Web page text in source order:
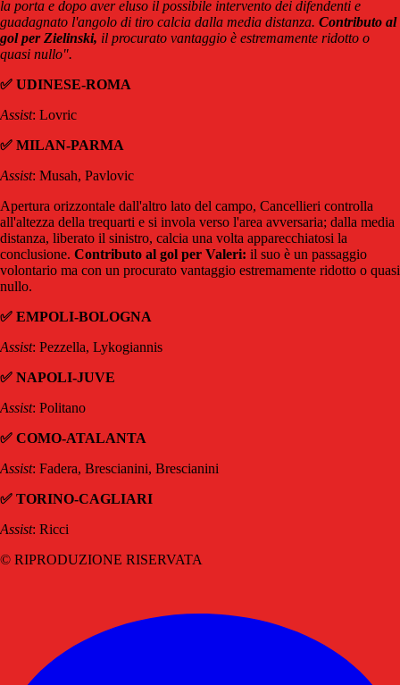
la porta e dopo aver eluso il possibile intervento dei difendenti e
guadagnato l'angolo di tiro calcia dalla media distanza. Contributo al
gol per Zielinski, il procurato vantaggio è estremamente ridotto o
quasi nullo".
✅ UDINESE-ROMA
Assist: Lovric
✅ MILAN-PARMA
Assist: Musah, Pavlovic
Apertura orizzontale dall'altro lato del campo, Cancellieri controlla
all'altezza della trequarti e si invola verso l'area avversaria; dalla media
distanza, liberato il sinistro, calcia una volta apparecchiatosi la
conclusione. Contributo al gol per Valeri: il suo è un passaggio
volontario ma con un procurato vantaggio estremamente ridotto o quasi
nullo.
✅ EMPOLI-BOLOGNA
Assist: Pezzella, Lykogiannis
✅ NAPOLI-JUVE
Assist: Politano
✅ COMO-ATALANTA
Assist: Fadera, Brescianini, Brescianini
✅ TORINO-CAGLIARI
Assist: Ricci
© RIPRODUZIONE RISERVATA